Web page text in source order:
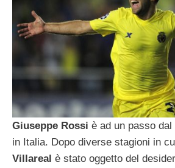
Giuseppe Rossi è ad un passo
in Italia. Dopo diverse stagioni in
Villareal è stato oggetto del